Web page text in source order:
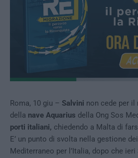
Roma, 10 giu – Salvini non cede per
della nave Aquarius della Ong Sos
porti italiani, chiedendo a Malta di
E’ un punto di svolta nella gestione
Mediterraneo per l’Italia, dopo che